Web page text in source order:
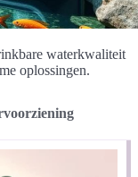
waterkwaliteit
oplossingen.